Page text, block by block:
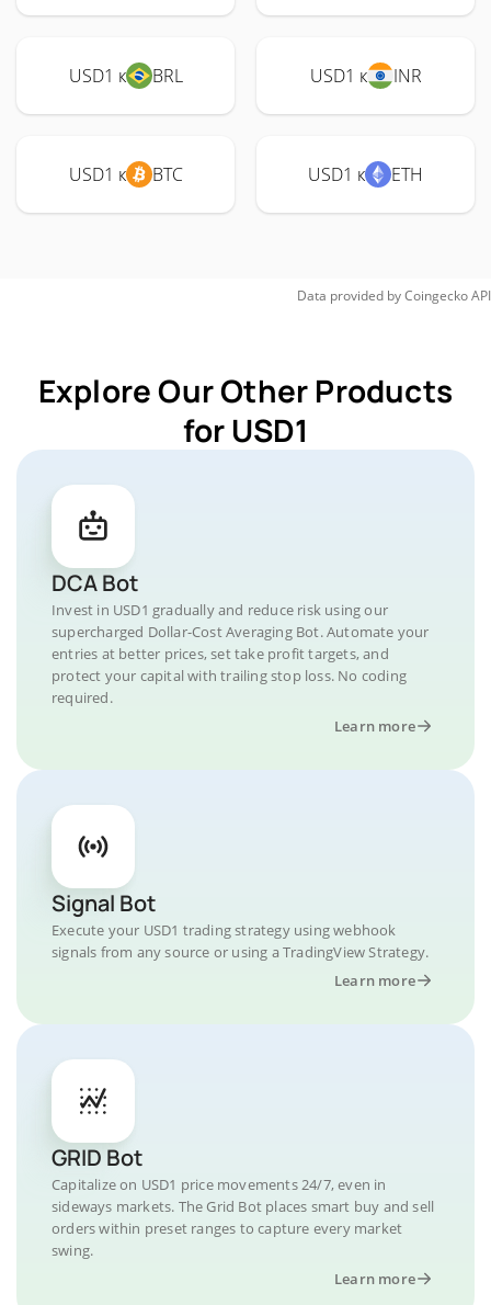
USD1 к BRL USD1 к INR
USD1 к BTC USD1 к ETH
Data provided byCoingeckoAPI
Explore Our Other Products
for USD1
DCA Bot
Invest in USD1 gradually and reduce risk using our
supercharged Dollar-Cost Averaging Bot. Automate your
entries at better prices, set take profit targets, and
protect your capital with trailing stop loss. No coding
required.
Learn more
Signal Bot
Execute your USD1 trading strategy using webhook
signals from any source or using a TradingView Strategy.
Learn more
GRID Bot
Capitalize on USD1 price movements 24/7, even in
sideways markets. The Grid Bot places smart buy and sell
orders within preset ranges to capture every market
swing.
Learn more